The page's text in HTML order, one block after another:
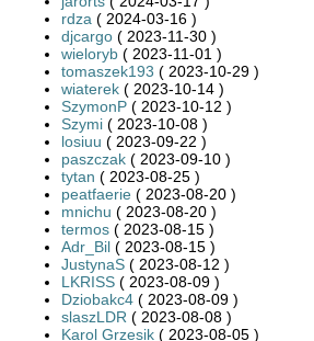
rdza ( 2024-03-16 )
djcargo( 2023-11-30 )
wieloryb( 2023-11-01 )
tomaszek193 ( 2023-10-29 )
wiaterek( 2023-10-14 )
SzymonP( 2023-10-12 )
Szymi( 2023-10-08 )
losiuu ( 2023-09-22 )
paszczak( 2023-09-10 )
tytan ( 2023-08-25 )
peatfaerie( 2023-08-20 )
mnichu ( 2023-08-20 )
termos( 2023-08-15 )
Adr_Bil( 2023-08-15 )
JustynaS( 2023-08-12 )
LKRISS( 2023-08-09 )
Dziobakc4( 2023-08-09 )
slaszLDR ( 2023-08-08 )
Karol Grzesik( 2023-08-05 )